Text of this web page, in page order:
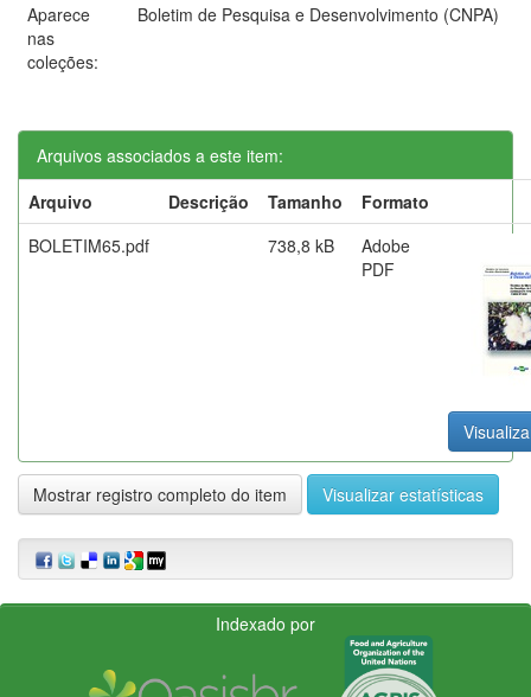
Aparece
nas
coleções:
Boletim de Pesquisa e Desenvolvimento (CNPA)
Arquivos associados a este item:
Arquivo
Descrição Tamanho
Formato
BOLETIM65.pdf
738,8 kB
Adobe
PDF
Mostrar registro completo do item Visualizar estatísticas
Indexado por